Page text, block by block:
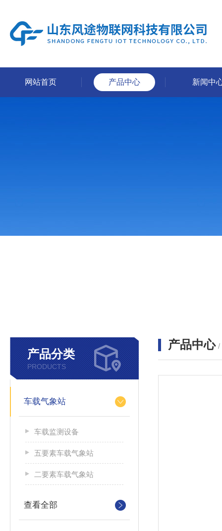
网站首页 产品中心 新闻中
产品分类
PRODUCTS
车载气象站
车载监测设备
五要素车载气象站
二要素车载气象站
查看全部
产品中心 /